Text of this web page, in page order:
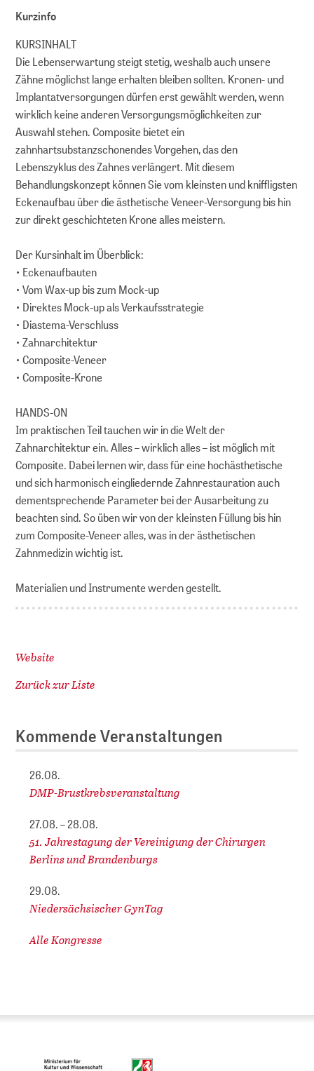
Kurzinfo
KURSINHALT
Die Lebenserwartung steigt stetig, weshalb auch unsere
Zähne möglichst lange erhalten bleiben sollten. Kronen- und
Implantatversorgungen dürfen erst gewählt werden, wenn
wirklich keine anderen Versorgungsmöglichkeiten zur
Auswahl stehen. Composite bietet ein
zahnhartsubstanzschonendes Vorgehen, das den
Lebenszyklus des Zahnes verlängert. Mit diesem
Behandlungskonzept können Sie vom kleinsten und kniffligsten
Eckenaufbau über die ästhetische Veneer-Versorgung bis hin
zur direkt geschichteten Krone alles meistern.
Der Kursinhalt im Überblick:
• Eckenaufbauten
• Vom Wax-up bis zum Mock-up
• Direktes Mock-up als Verkaufsstrategie
• Diastema-Verschluss
• Zahnarchitektur
• Composite-Veneer
• Composite-Krone
HANDS-ON
Im praktischen Teil tauchen wir in die Welt der
Zahnarchitektur ein. Alles – wirklich alles – ist möglich mit
Composite. Dabei lernen wir, dass für eine hochästhetische
und sich harmonisch eingliedernde Zahnrestauration auch
dementsprechende Parameter bei der Ausarbeitung zu
beachten sind. So üben wir von der kleinsten Füllung bis hin
zum Composite-Veneer alles, was in der ästhetischen
Zahnmedizin wichtig ist.
Materialien und Instrumente werden gestellt.
Website
Zurück zur Liste
Kommende Veranstaltungen
26.08.
DMP-Brustkrebsveranstaltung
27.08. – 28.08.
51. Jahrestagung der Vereinigung der Chirurgen
Berlins und Brandenburgs
29.08.
Niedersächsischer GynTag
Alle Kongresse